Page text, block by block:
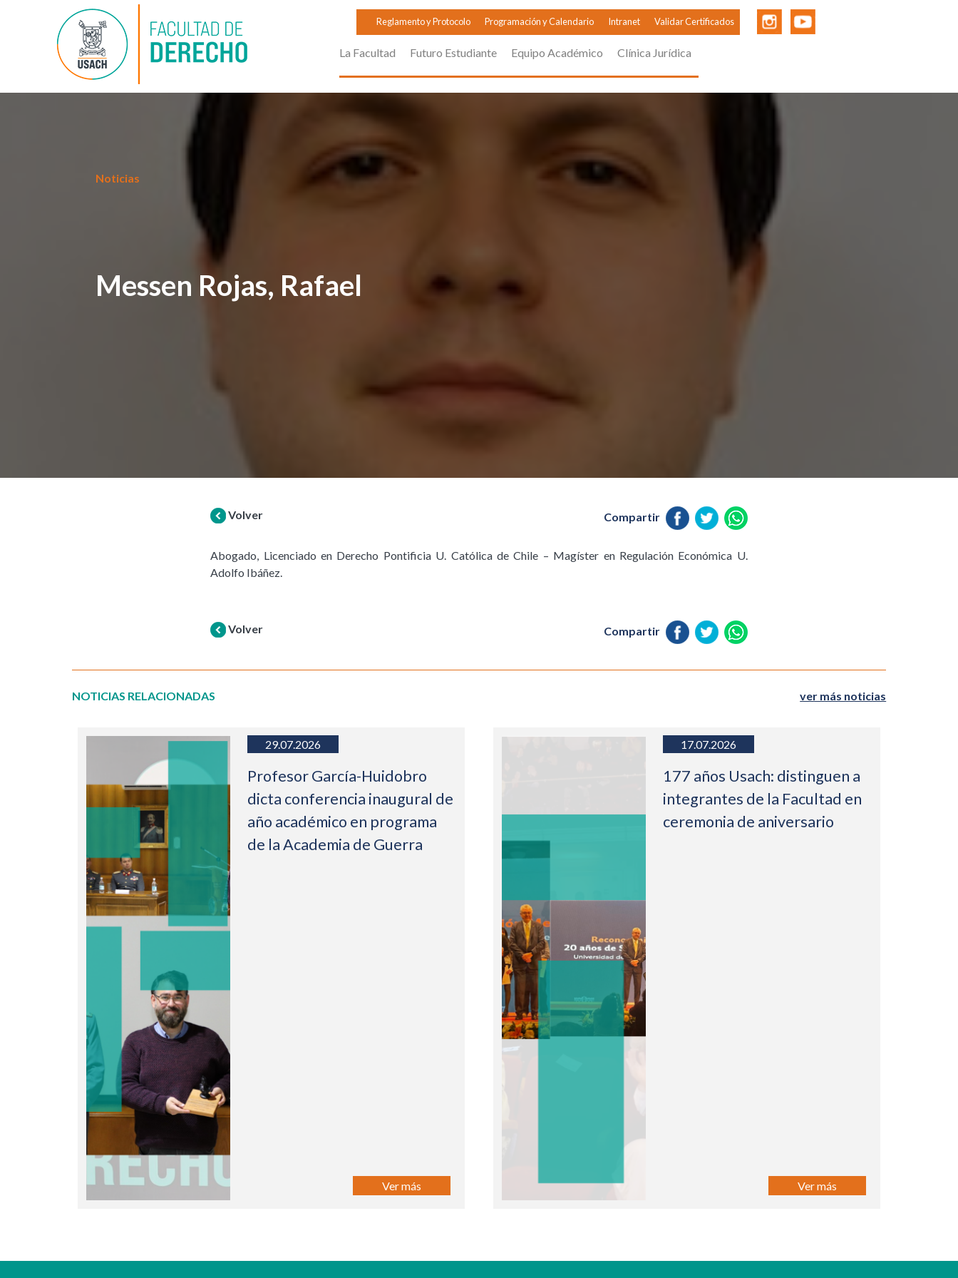
Reglamento y Protocolo Programación y Calendario Intranet Validar Certificados
La Facultad Futuro Estudiante Equipo Académico Clínica Jurídica
Noticias
Messen Rojas, Rafael
Volver Compartir
Abogado, Licenciado en Derecho Pontificia U. Católica de Chile – Magíster en Regulación Económica U.
Adolfo Ibáñez.
Volver Compartir
NOTICIAS RELACIONADAS ver más noticias
29.07.2026
Profesor García-Huidobro
dicta conferencia inaugural de
año académico en programa
de la Academia de Guerra
Ver más
17.07.2026
177 años Usach: distinguen a
integrantes de la Facultad en
ceremonia de aniversario
Ver más